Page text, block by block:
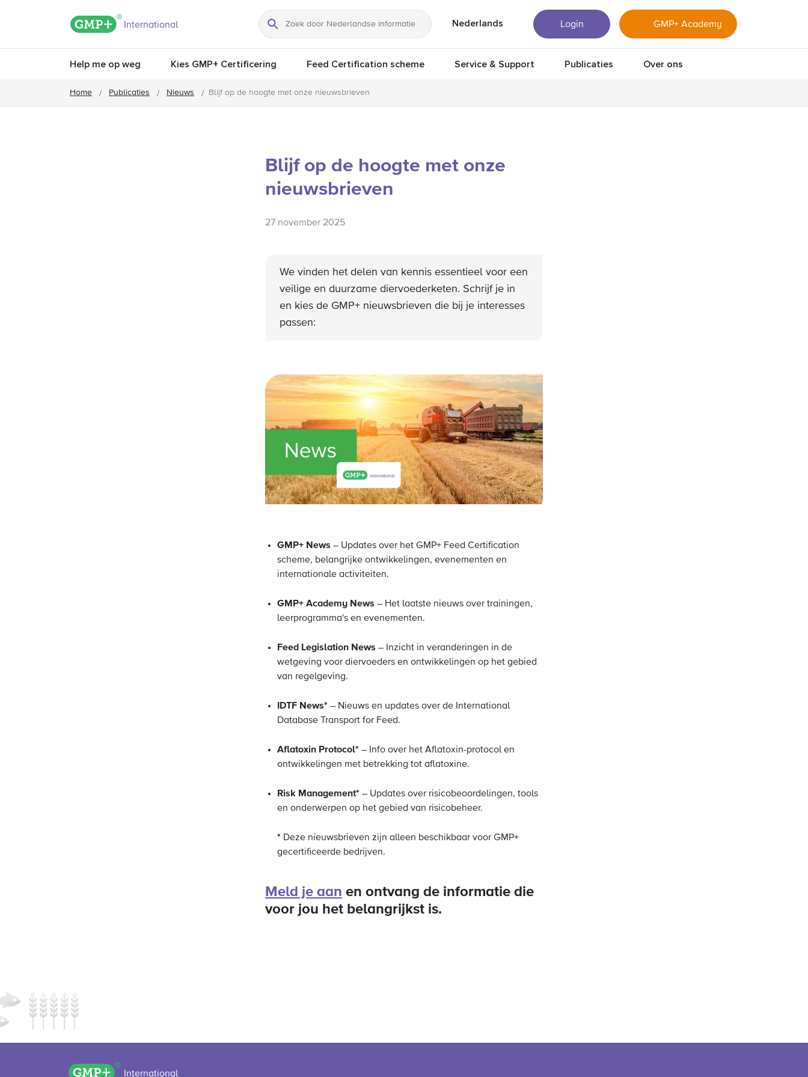
GMP+ logo
International
Zoeken
Nederlands Login GMP+ Academy
Help me op weg Kies GMP+ Certificering Feed Certification scheme Service & Support Publicaties Over ons
Home Publicaties Nieuws Blijf op de hoogte met onze nieuwsbrieven
Blijf op de hoogte met onze
nieuwsbrieven
27 november 2025
We vinden het delen van kennis essentieel voor een
veilige en duurzame diervoederketen. Schrijf je in
en kies de GMP+ nieuwsbrieven die bij je interesses
passen:
GMP+ News – Updates over het GMP+ Feed Certification
scheme, belangrijke ontwikkelingen, evenementen en
internationale activiteiten.
GMP+ Academy News – Het laatste nieuws over trainingen,
leerprogramma's en evenementen.
Feed Legislation News – Inzicht in veranderingen in de
wetgeving voor diervoeders en ontwikkelingen op het gebied
van regelgeving.
IDTF News* – Nieuws en updates over de International
Database Transport for Feed.
Aflatoxin Protocol* – Info over het Aflatoxin-protocol en
ontwikkelingen met betrekking tot aflatoxine.
Risk Management* – Updates over risicobeoordelingen, tools
en onderwerpen op het gebied van risicobeheer.
* Deze nieuwsbrieven zijn alleen beschikbaar voor GMP+
gecertificeerde bedrijven.
Meld je aan en ontvang de informatie die
voor jou het belangrijkst is.
GMP+ logo
International